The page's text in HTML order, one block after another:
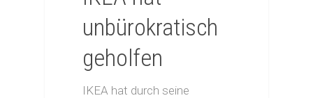
unbürokratisch
geholfen
IKEA hat durch seine